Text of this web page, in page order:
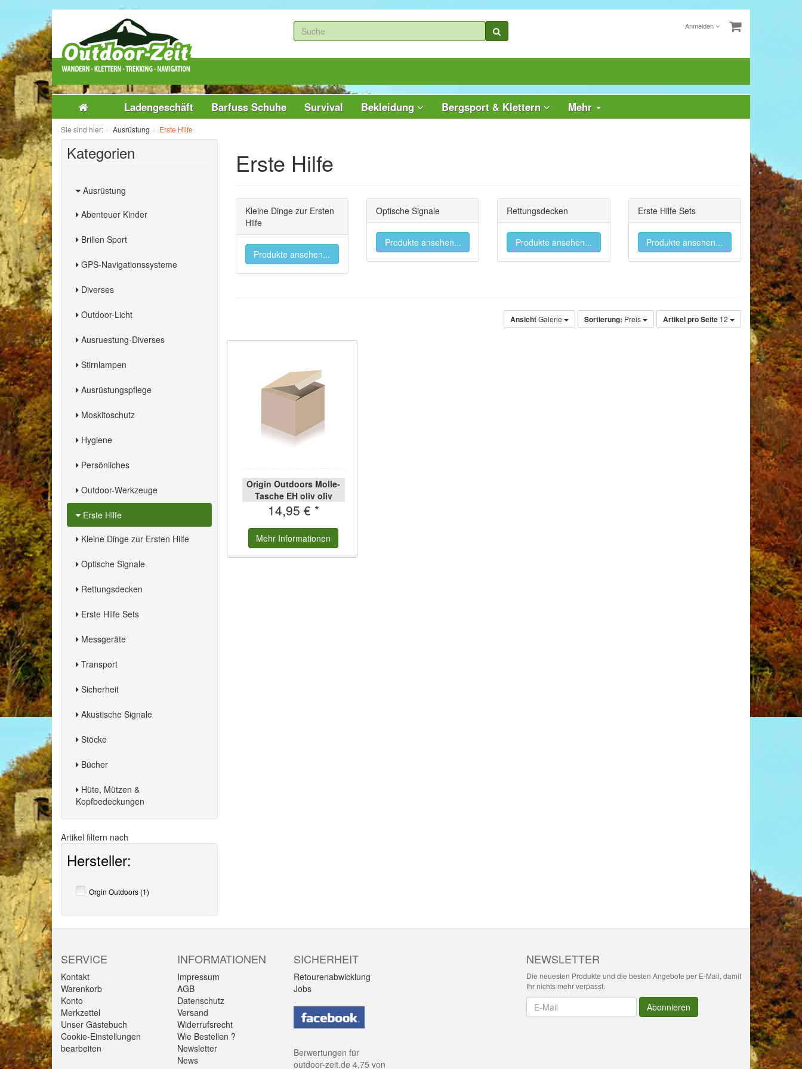
Anmelden
Ladengeschäft Barfuss Schuhe Survival Bekleidung Bergsport & Klettern Mehr
Sie sind hier: Ausrüstung Erste Hilfe
Kategorien
Ausrüstung
Abenteuer Kinder
Brillen Sport
GPS-Navigationssysteme
Diverses
Outdoor-Licht
Ausruestung-Diverses
Stirnlampen
Ausrüstungspflege
Moskitoschutz
Hygiene
Persönliches
Outdoor-Werkzeuge
Erste Hilfe
Kleine Dinge zur Ersten Hilfe
Optische Signale
Rettungsdecken
Erste Hilfe Sets
Messgeräte
Transport
Sicherheit
Akustische Signale
Stöcke
Bücher
Hüte, Mützen &
Kopfbedeckungen
Artikel filtern nach
Hersteller:
Orgin Outdoors (1)
Erste Hilfe
Kleine Dinge zur Ersten
Hilfe
Produkte ansehen...
Optische Signale
Produkte ansehen...
Rettungsdecken
Produkte ansehen...
Erste Hilfe Sets
Produkte ansehen...
AnsichtGalerie Sortierung: Preis Artikel pro Seite 12
Origin Outdoors Molle-
Tasche EH oliv oliv
14,95 € *
Mehr Informationen
SERVICE
Kontakt
Warenkorb
Konto
Merkzettel
Unser Gästebuch
Cookie-Einstellungen
bearbeiten
INFORMATIONEN
Impressum
AGB
Datenschutz
Versand
Widerrufsrecht
Wie Bestellen ?
Newsletter
News
SICHERHEIT
Retourenabwicklung
Jobs
Berwertungen für
outdoor-zeit.de 4,75 von
NEWSLETTER
Die neuesten Produkte und die besten Angebote per E-Mail, damit
Ihr nichts mehr verpasst.
Newsletter Abonnieren